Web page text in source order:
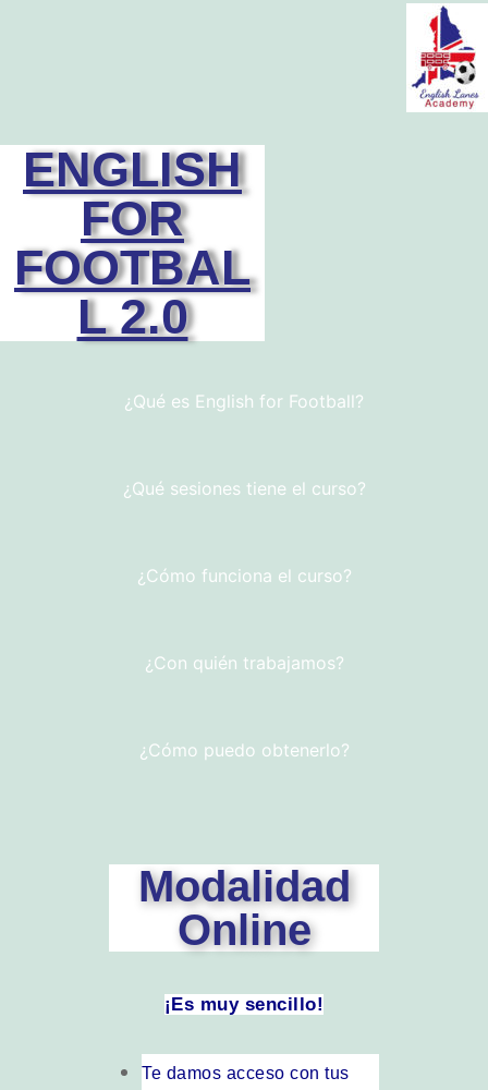
ENGLISH
FOR
FOOTBAL
L 2.0
¿Qué es English for Football?
¿Qué sesiones tiene el curso?
¿Cómo funciona el curso?
¿Con quién trabajamos?
¿Cómo puedo obtenerlo?
Modalidad
Online
¡Es muy sencillo!
Te damos acceso con tus